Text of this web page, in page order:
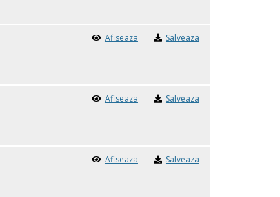
Afiseaza Salveaza
Afiseaza Salveaza
Afiseaza Salveaza